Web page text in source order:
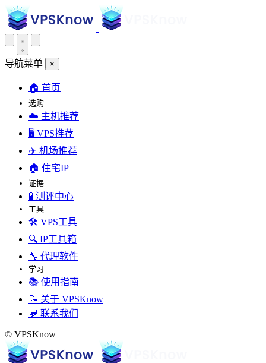
导航菜单 ×
🏠 首页
选购
☁️ 主机推荐
🖥️ VPS推荐
✈️ 机场推荐
🏠 住宅IP
证据
🧪 测评中心
工具
🛠️ VPS工具
🔍 IP工具箱
🔧 代理软件
学习
📚 使用指南
📝 关于 VPSKnow
💬 联系我们
© VPSKnow